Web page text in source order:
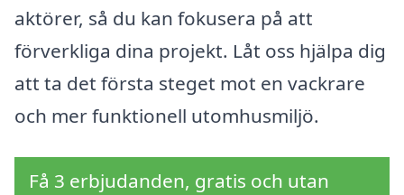
aktörer, så du kan fokusera på att
förverkliga dina projekt. Låt oss hjälpa dig
att ta det första steget mot en vackrare
och mer funktionell utomhusmiljö.
Få 3 erbjudanden, gratis och utan